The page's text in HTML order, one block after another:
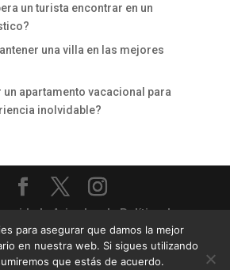
un turista encontrar en un
una villa en las mejores
un apartamento vacacional para
inolvidable?
Aviso legal
Política de
cookies
Apartments - Gestión completa de
para asegurar que damos la mejor
en nuestra web. Si sigues utilizando
que estás de acuerdo.